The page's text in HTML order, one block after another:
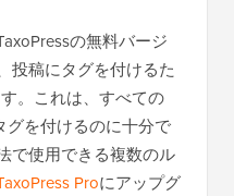
の無料バージ
投稿にタグを付けるた
。これは、すべての
グを付けるのに十分で
で使用できる複数のル
Proにアップグ